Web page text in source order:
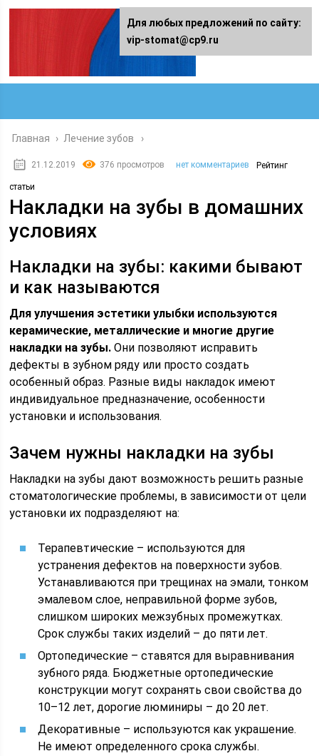
Главная › Лечение зубов
21.12.2019 376 просмотров нет комментариев Рейтинг
статьи
Накладки на зубы в домашних
условиях
Накладки на зубы: какими бывают
и как называются
Для улучшения эстетики улыбки используются
керамические, металлические и многие другие
накладки на зубы. Они позволяют исправить
дефекты в зубном ряду или просто создать
особенный образ. Разные виды накладок имеют
индивидуальное предназначение, особенности
установки и использования.
Зачем нужны накладки на зубы
Накладки на зубы дают возможность решить разные
стоматологические проблемы, в зависимости от цели
установки их подразделяют на:
Терапевтические – используются для
устранения дефектов на поверхности зубов.
Устанавливаются при трещинах на эмали, тонком
эмалевом слое, неправильной форме зубов,
слишком широких межзубных промежутках.
Срок службы таких изделий – до пяти лет.
Ортопедические – ставятся для выравнивания
зубного ряда. Бюджетные ортопедические
конструкции могут сохранять свои свойства до
10–12 лет, дорогие люминиры – до 20 лет.
Декоративные – используются как украшение.
Не имеют определенного срока службы.
Для любых предложений по сайту:
vip-stomat@cp9.ru